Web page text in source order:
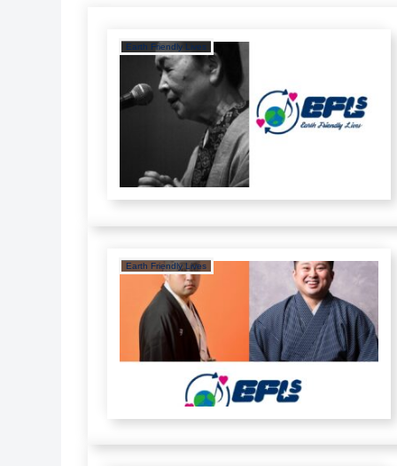
Earth Friendly Lives
Earth Friendly Lives